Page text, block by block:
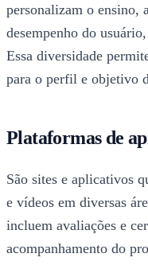
personalizam o ensino,
desempenho do
Essa diversidade
para o perfil e objetivo
Plataformas de
São sites e aplicativos
e vídeos em diversas
incluem avaliações e
acompanhamento do